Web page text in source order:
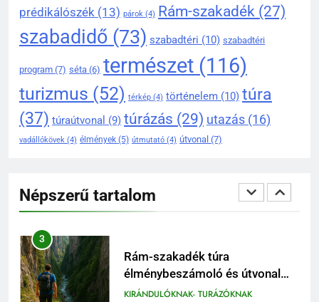
prédikálószék (13) párok (4) Rám-szakadék (27)
szabadidő (73) szabadtéri (10) szabadtéri
program (7) séta (6) természet (116)
turizmus (52) térkép (4) történelem (10) túra
(37) túraútvonal (9) túrázás (29) utazás (16)
vadállókövek (4) élmények (5) útmutató (4) útvonal (7)
Népszerű tartalom
KIRÁNDULÓKNAK- TURÁZÓKNAK
Prédikálószék kirándulás:
minden fontos tudnivaló első
látogatóknak
KIRÁNDULÓKNAK- TURÁZÓKNAK
3
élménybeszámoló és útvonal
tippek
KIRÁNDULÓKNAK- TURÁZÓKNAK
4
Rám-szakadék egynapos
kirándulás a Dunakanyarban
KIRÁNDULÓKNAK- TURÁZÓKNAK